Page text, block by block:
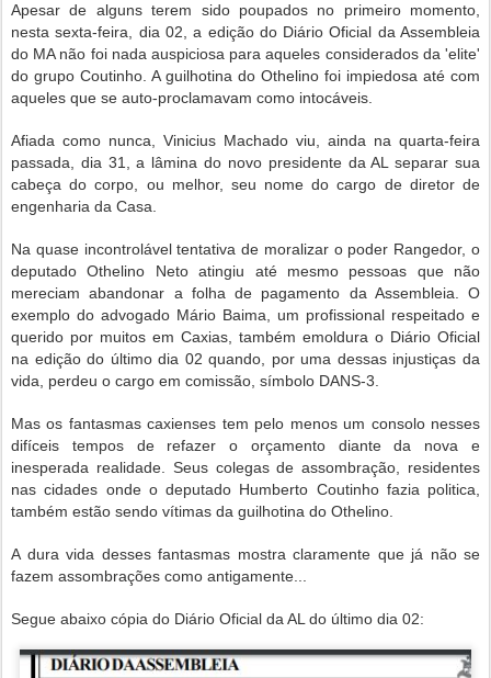
Apesar de alguns terem sido poupados no primeiro momento,
nesta sexta-feira, dia 02, a edição do Diário Oficial da Assembleia
do MA não foi nada auspiciosa para aqueles considerados da 'elite'
do grupo Coutinho. A guilhotina do Othelino foi impiedosa até com
aqueles que se auto-proclamavam como intocáveis.
Afiada como nunca, Vinicius Machado viu, ainda na quarta-feira
passada, dia 31, a lâmina do novo presidente da AL separar sua
cabeça do corpo, ou melhor, seu nome do cargo de diretor de
engenharia da Casa.
Na quase incontrolável tentativa de moralizar o poder Rangedor, o
deputado Othelino Neto atingiu até mesmo pessoas que não
mereciam abandonar a folha de pagamento da Assembleia. O
exemplo do advogado Mário Baima, um profissional respeitado e
querido por muitos em Caxias, também emoldura o Diário Oficial
na edição do último dia 02 quando, por uma dessas injustiças da
vida, perdeu o cargo em comissão, símbolo DANS-3.
Mas os fantasmas caxienses tem pelo menos um consolo nesses
difíceis tempos de refazer o orçamento diante da nova e
inesperada realidade. Seus colegas de assombração, residentes
nas cidades onde o deputado Humberto Coutinho fazia politica,
também estão sendo vítimas da guilhotina do Othelino.
A dura vida desses fantasmas mostra claramente que já não se
fazem assombrações como antigamente...
Segue abaixo cópia do Diário Oficial da AL do último dia 02: